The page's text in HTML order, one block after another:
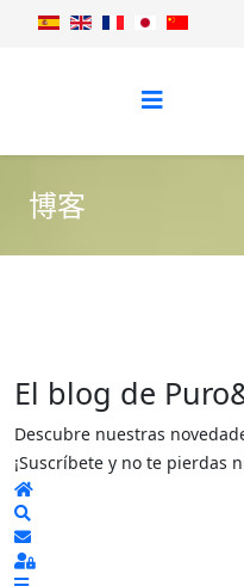
博客
El blog de
Descubre nuestras
¡Suscríbete y no te pierdas
Home
Subscribe to blog
Sign In